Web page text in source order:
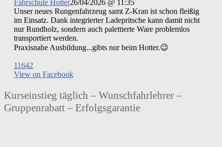
Fahrschule Hotter26/04/2026 @ 11:35
Unser neues Rungenfahrzeug samt Z-Kran ist schon fleißig
im Einsatz. Dank integrierter Ladepritsche kann damit nicht
nur Rundholz, sondern auch palettierte Ware problemlos
transportiert werden.
Praxisnahe Ausbildung...gibts nur beim Hotter.😉
11642
View on Facebook
Kurseinstieg täglich – Wunschfahrlehrer –
Gruppenrabatt – Erfolgsgarantie